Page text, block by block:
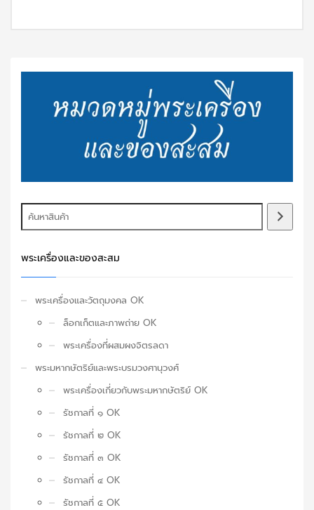
พระเครื่องและของสะสม
พระเครื่องและวัตถุมงคล OK
ล็อกเก็ตและภาพถ่าย OK
พระเครื่องที่ผสมผงจิตรลดา
พระมหากษัตริย์และพระบรมวงศานุวงศ์
พระเครื่องเกี่ยวกับพระมหากษัตริย์ OK
รัชกาลที่ ๑ OK
รัชกาลที่ ๒ OK
รัชกาลที่ ๓ OK
รัชกาลที่ ๔ OK
รัชกาลที่ ๕ OK